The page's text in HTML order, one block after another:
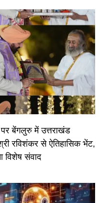
बेंगलुरु में उत्तराखंड
रविशंकर से ऐतिहासिक भेंट,
विशेष संवाद